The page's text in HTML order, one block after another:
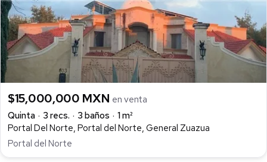
$15,000,000 MXN en venta
Quinta
3 recs. 3 baños
1 m²
Portal Del Norte, Portal del Norte, General Zuazua
Portal del Norte